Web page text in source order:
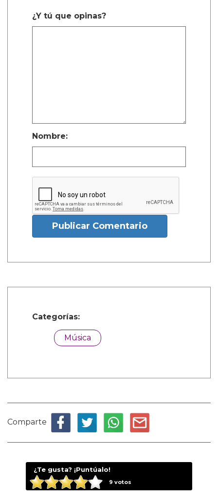
¿Y tú que opinas?
Nombre:
Publicar Comentario
Categorías:
Música
Comparte
¿Te gusta? ¡Puntúalo!
9 votos